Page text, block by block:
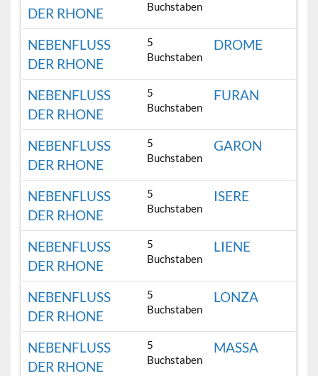
DER RHONE
Buchstaben
NEBENFLUSS
DER RHONE
5
Buchstaben
DROME
NEBENFLUSS
DER RHONE
5
Buchstaben
FURAN
NEBENFLUSS
DER RHONE
5
Buchstaben
GARON
NEBENFLUSS
DER RHONE
5
Buchstaben
ISERE
NEBENFLUSS
DER RHONE
5
Buchstaben
LIENE
NEBENFLUSS
DER RHONE
5
Buchstaben
LONZA
NEBENFLUSS
DER RHONE
5
Buchstaben
MASSA